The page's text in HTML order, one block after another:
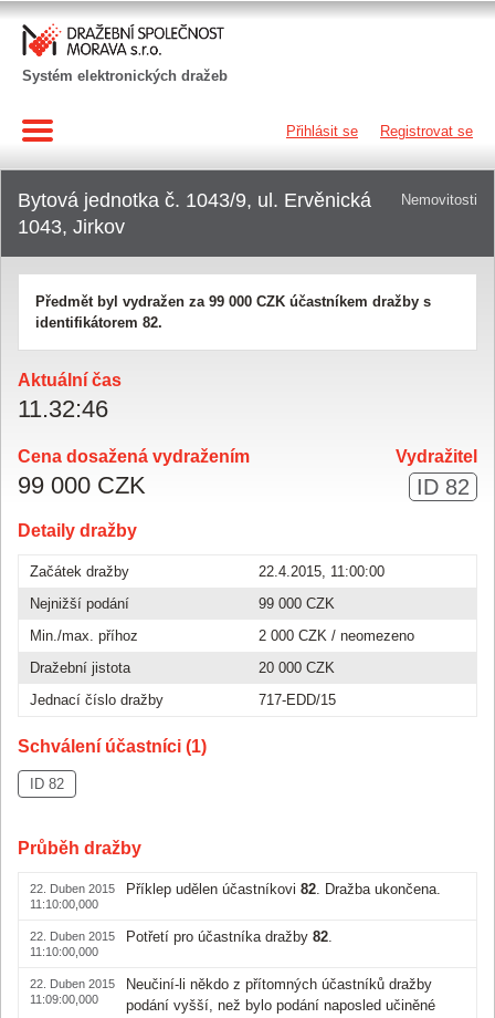
Systém elektronických dražeb
Přihlásit se Registrovat se
Nemovitosti
Bytová jednotka č. 1043/9, ul. Ervěnická
1043, Jirkov
Předmět byl vydražen za 99 000 CZK účastníkem dražby s
identifikátorem 82.
Aktuální čas
11.32:46
Cena dosažená vydražením
99 000 CZK
Vydražitel
ID 82
Detaily dražby
Začátek dražby
22.4.2015, 11:00:00
Nejnižší podání
99 000 CZK
Min./max. příhoz
2 000 CZK / neomezeno
Dražební jistota
20 000 CZK
Jednací číslo dražby
717-EDD/15
Schválení účastníci (1)
ID 82
Průběh dražby
22. Duben 2015
11:10:00,000
Příklep udělen účastníkovi 82 . Dražba ukončena.
22. Duben 2015
11:10:00,000
Potřetí pro účastníka dražby 82
22. Duben 2015
11:09:00,000
Neučiní-li někdo z přítomných účastníků dražby
podání vyšší, než bylo podání naposled učiněné